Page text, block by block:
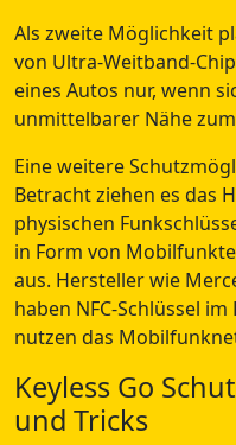
Als zweite Möglichkeit
von Ultra-Weitband-
eines Autos nur, wenn
unmittelbarer Nähe
Eine weitere
Betracht ziehen es das
physischen
in Form von
aus. Hersteller wie
haben NFC-Schlüssel
nutzen das
Keyless Go
und Tricks